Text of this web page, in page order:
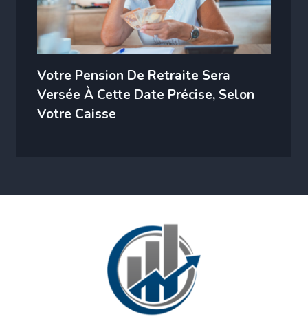
Votre Pension De Retraite Sera
Versée À Cette Date Précise, Selon
Votre Caisse